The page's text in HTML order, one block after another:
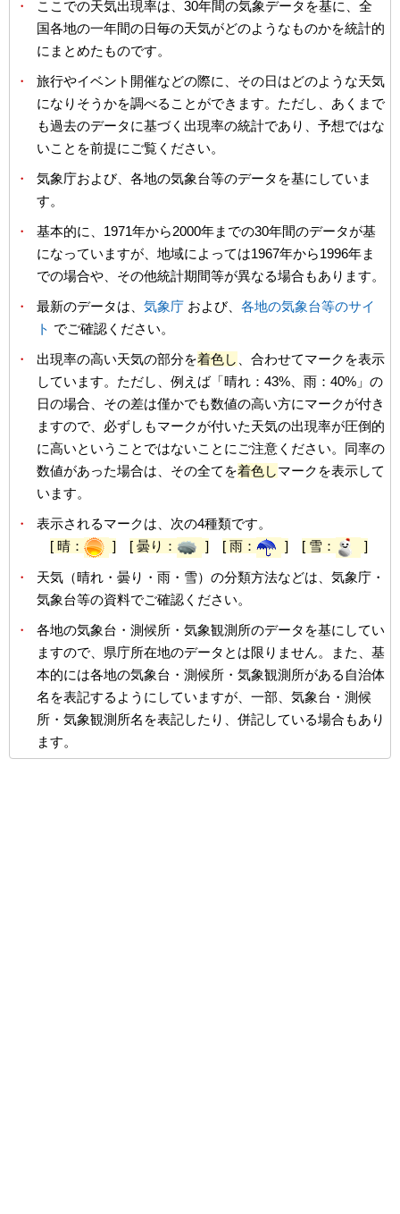
・
ここでの天気出現率は、30年間の気象データを基に、全
国各地の一年間の日毎の天気がどのようなものかを統計的
にまとめたものです。
・
旅行やイベント開催などの際に、その日はどのような天気
になりそうかを調べることができます。ただし、あくまで
も過去のデータに基づく出現率の統計であり、予想ではな
いことを前提にご覧ください。
・
気象庁および、各地の気象台等のデータを基にしていま
す。
・
基本的に、1971年から2000年までの30年間のデータが基
になっていますが、地域によっては1967年から1996年ま
での場合や、その他統計期間等が異なる場合もあります。
・
最新のデータは、 気象庁 および、 各地の気象台等のサイ
ト でご確認ください。
・
出現率の高い天気の部分を着色し
、合わせてマークを表示
しています。ただし、例えば「晴れ：43%、雨：40%」の
日の場合、その差は僅かでも数値の高い方にマークが付き
ますので、必ずしもマークが付いた天気の出現率が圧倒的
に高いということではないことにご注意ください。同率の
数値があった場合は、その全てを着色しマークを表示して
います。
・
表示されるマークは、次の4種類です。
[ 晴：
] [ 曇り： ] [ 雨： ] [ 雪： ]
・
天気（晴れ・曇り・雨・雪）の分類方法などは、気象庁・
気象台等の資料でご確認ください。
・
各地の気象台・測候所・気象観測所のデータを基にしてい
ますので、県庁所在地のデータとは限りません。また、基
本的には各地の気象台・測候所・気象観測所がある自治体
名を表記するようにしていますが、一部、気象台・測候
所・気象観測所名を表記したり、併記している場合もあり
ます。